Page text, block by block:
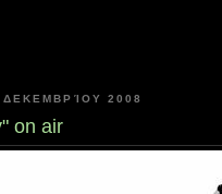
2008
on air